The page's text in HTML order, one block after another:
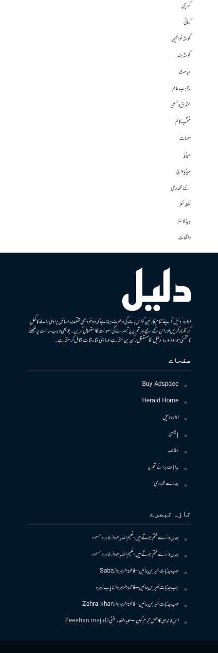
کراچی
کہانی
گوشہ خواتین
گوشہ ہند
مباحث
مذاہب عالم
مشرق وسطی
منتخب کالم
مہمات
میڈیا
میڈیا واچ
نئے لکھاری
نقطہ نظر
ہیڈلائنز
واقعات
ادارہ ’دلیل‘ اپنے تمام قارئین کو اس بات کی دعوت دیتا ہے کہ وہ خود بھی مختلف مسائل پر اپنی رائے کا کھل
کر اظہار کریں اور اس کے لیے ہر تحریر پر تبصرے کی سہولت کا استعمال کریں۔ جو بھی ویب سائٹ پر لکھنے
کا متمنی ہو، وہ ادارہ ’دلیل‘ کا مستقل رکن بن سکتا ہے اور اپنی نگارشات شامل کرسکتا ہے۔
صفحات
Buy Adspace
Herald Home
ادارہ دلیل
پالیسی
مقاصد
ہدایات برائے تحریر
ہمارے لکھاری
تازہ تبصرے
جہاں دائرے ختم ہوتے ہیں- نعیم اللہ باجوہازطاہرہ مسعود
جہاں دائرے ختم ہوتے ہیں- نعیم اللہ باجوہازطاہرہ مسعود
جب جذبات خبر بن جائیں – فاطمۃالزہرہازSaba
جب جذبات خبر بن جائیں – فاطمۃالزہرہازنایاب زہرہ
جب جذبات خبر بن جائیں – فاطمۃالزہرہازZahra khan
اس خاندان کا اصل مجرم کون! – عبدالغفار بگٹیازZeeshan majid